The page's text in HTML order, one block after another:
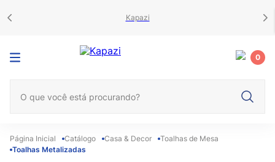
Kapazi
0
Catálogo Casa & Decor
Toalhas de Mesa
Toalhas Metalizadas